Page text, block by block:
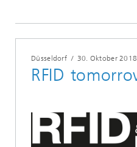
Düsseldorf / 30. Oktober 2018
RFID